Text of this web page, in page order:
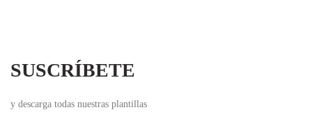
SUSCRÍBETE
y descarga todas nuestras plantillas